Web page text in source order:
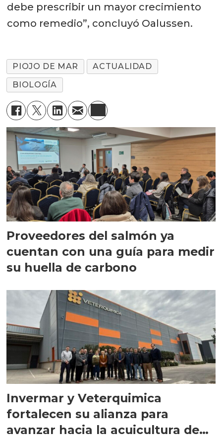
debe prescribir un mayor crecimiento
como remedio”, concluyó Oalussen.
PIOJO DE MAR
ACTUALIDAD
BIOLOGÍA
Proveedores del salmón ya
cuentan con una guía para medir
su huella de carbono
Invermar y Veterquimica
fortalecen su alianza para
avanzar hacia la acuicultura de